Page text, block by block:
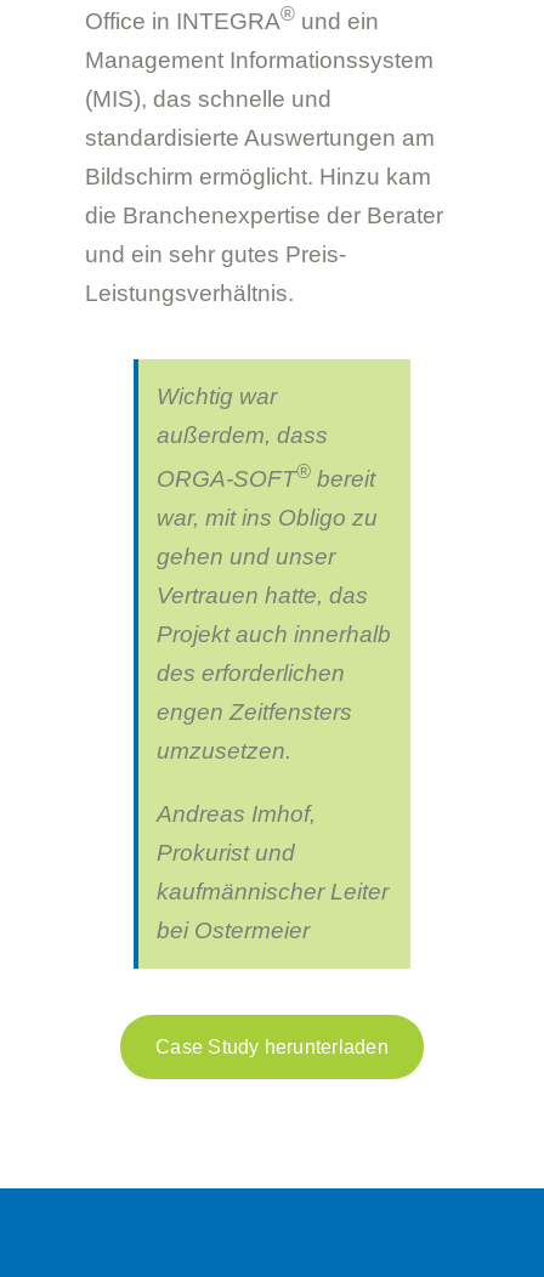
Office in INTEGRA®und ein
Management Informationssystem
(MIS), das schnelle und
standardisierte Auswertungen am
Bildschirm ermöglicht. Hinzu kam
die Branchenexpertise der Berater
und ein sehr gutes Preis-
Leistungsverhältnis.
Wichtig war
außerdem, dass
ORGA-SOFT®bereit
war, mit ins Obligo zu
gehen und unser
Vertrauen hatte, das
Projekt auch innerhalb
des erforderlichen
engen Zeitfensters
umzusetzen.
Andreas Imhof,
Prokurist und
kaufmännischer Leiter
bei Ostermeier
Case Study herunterladen